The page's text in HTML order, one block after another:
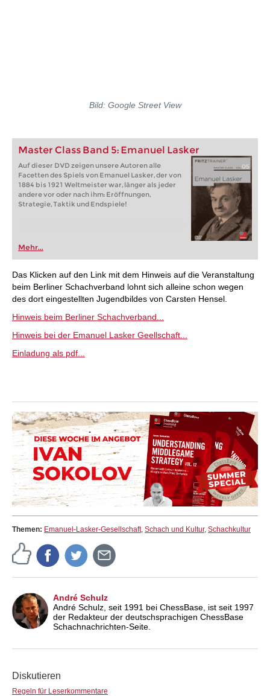
Bild: Google Street View
Master Class Band 5: Emanuel Lasker
Auf dieser DVD zeigen unsere Autoren alle
Facetten des Spiels von Emanuel Lasker, der von
1884 bis 1921 Weltmeister war, länger als jeder
andere vor oder nach ihm: Eröffnungen,
Strategie, Taktik und Endspiele!
Mehr...
Das Klicken auf den Link mit dem Hinweis auf die Veranstaltung
beim Berliner Schachverband lohnt sich alleine schon wegen
des dort eingestellten Jugendbildes von Carsten Hensel.
Hinweis beim Berliner Schachverband...
Hinweis bei der Emanuel Lasker Geellschaft...
Einladung als pdf...
Themen: Emanuel-Lasker-Gesellschaft, Schach und Kultur, Schachkultur
André Schulz
André Schulz, seit 1991 bei ChessBase, ist seit 1997
der Redakteur der deutschsprachigen ChessBase
Schachnachrichten-Seite.
Diskutieren
Regeln für Leserkommentare